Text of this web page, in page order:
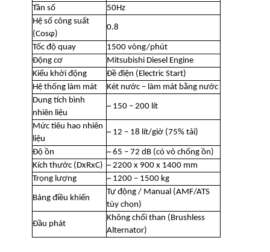
Tần số
50Hz
Hệ số công suất
(Cosφ)
0.8
Tốc độ quay
1500 vòng/phút
Động cơ
Mitsubishi Diesel Engine
Kiểu khởi động
Đề điện (Electric Start)
Hệ thống làm mát
Két nước – làm mát bằng nước
Dung tích bình
nhiên liệu
~ 150 – 200 lít
Mức tiêu hao nhiên
liệu
~ 12 – 18 lít/giờ (75% tải)
Độ ồn
~ 65 – 72 dB (có vỏ chống ồn)
Kích thước (DxRxC) ~ 2200 x 900 x 1400 mm
Trọng lượng
~ 1200 – 1500 kg
Bảng điều khiển
Tự động / Manual (AMF/ATS
tùy chọn)
Đầu phát
Không chổi than (Brushless
Alternator)